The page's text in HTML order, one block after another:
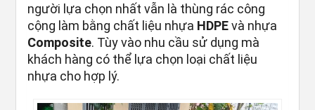
người lựa chọn nhất vẫn là thùng rác công
cộng làm bằng chất liệu nhựa HDPEvà nhựa
Composite. Tùy vào nhu cầu sử dụng mà
khách hàng có thể lựa chọn loại chất liệu
nhựa cho hợp lý.